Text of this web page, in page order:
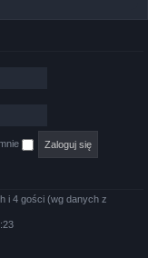
i 4 gości (wg danych z